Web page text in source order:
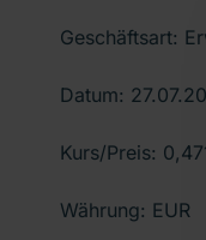
Geschäftsart:
Datum:
Kurs/Preis:
Währung: EUR